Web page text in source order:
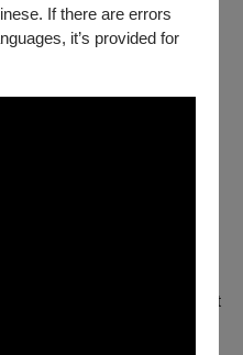
If there are errors
it’s provided for
and vibrant
traditional performing arts
its audience the best of
of Czech puppetry
expanded its traditional
barriers of overseas
that speak more to the
rather than through the
have been enjoyed not
– in the Czech Republic,
promoting a